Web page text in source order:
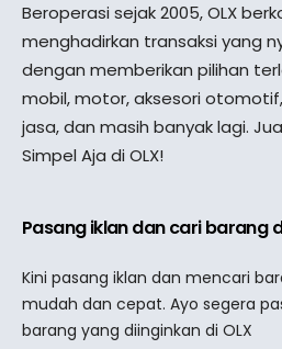
Beroperasi sejak 2005, OLX
menghadirkan transaksi yang
dengan memberikan pilihan
mobil, motor, aksesori
jasa, dan masih banyak lagi.
Simpel Aja di OLX!
Pasang iklan dan cari barang
Kini pasang iklan dan mencari
mudah dan cepat. Ayo segera
barang yang diinginkan di OLX